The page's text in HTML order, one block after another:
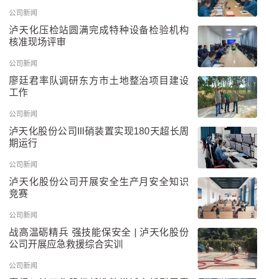
公司新闻
泸天化压检站圆满完成特种设备检验机构
核准现场评审
公司新闻
廖廷君率队调研东方市土地整治项目建设
工作
公司新闻
泸天化股份公司III硝装置实现180天超长周
期运行
公司新闻
泸天化股份公司开展安全生产月安全知识
竞赛
公司新闻
战高温砺精兵 强技能保安全 | 泸天化股份
公司开展应急救援综合实训
公司新闻